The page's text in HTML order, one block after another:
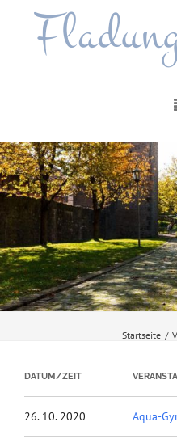
Startseite /
DATUM/ZEIT
26. 10. 2020 Aqua-